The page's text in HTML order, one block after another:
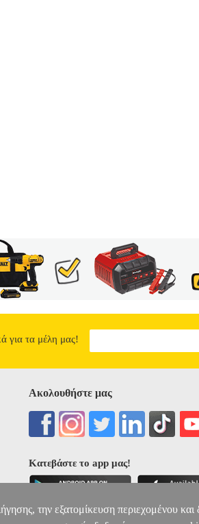
για τα μέλη μας!
Ακολουθήστε μας
Κατεβάστε το app μας!
την εξατομίκευση περιεχομένου